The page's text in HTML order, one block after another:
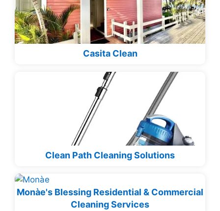
Casita Clean
Clean Path Cleaning Solutions
Monàe's Blessing Residential & Commercial
Cleaning Services